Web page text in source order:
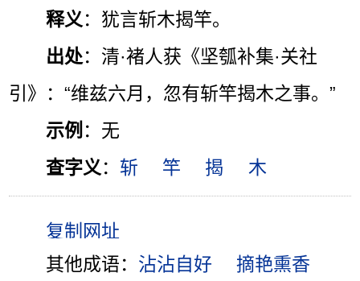
释义 ：犹言斩木揭竿。
出处：清·褚人获《坚瓠补集·关社
引》：“维兹六月，忽有斩竿揭木之事。”
示例 ：无
查字义 ： 斩 竿 揭 木
其他成语： 沾沾自好 摘艳熏香